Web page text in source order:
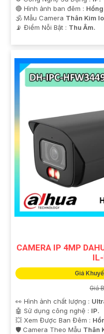
🔴 Hình ảnh ban đêm :
🕉️ Mẫu Camera Thân Kim
️📡 Điểm Nỗi Bật : Thu Âm.
CAMERA IP 4MP
Giá
Giá
👀 Hình ảnh chất lượng :
🤖️ Sử dụng công nghệ : IP.
💥 Xem Được Ban Đêm :
🛡 Camera Theo Mẫu Thân